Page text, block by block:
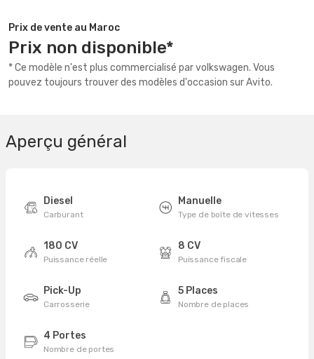
Prix de vente au Maroc
Prix non disponible*
* Ce modèle n'est plus commercialisé par volkswagen. Vous
pouvez toujours trouver des modèles d'occasion sur Avito.
Aperçu général
Diesel
Carburant
Manuelle
Type de boîte de vitesses
180 CV
Puissance réelle
8 CV
Puissance fiscale
Pick-Up
Carrosserie
5 Places
Nombre de places
4 Portes
Nombre de portes